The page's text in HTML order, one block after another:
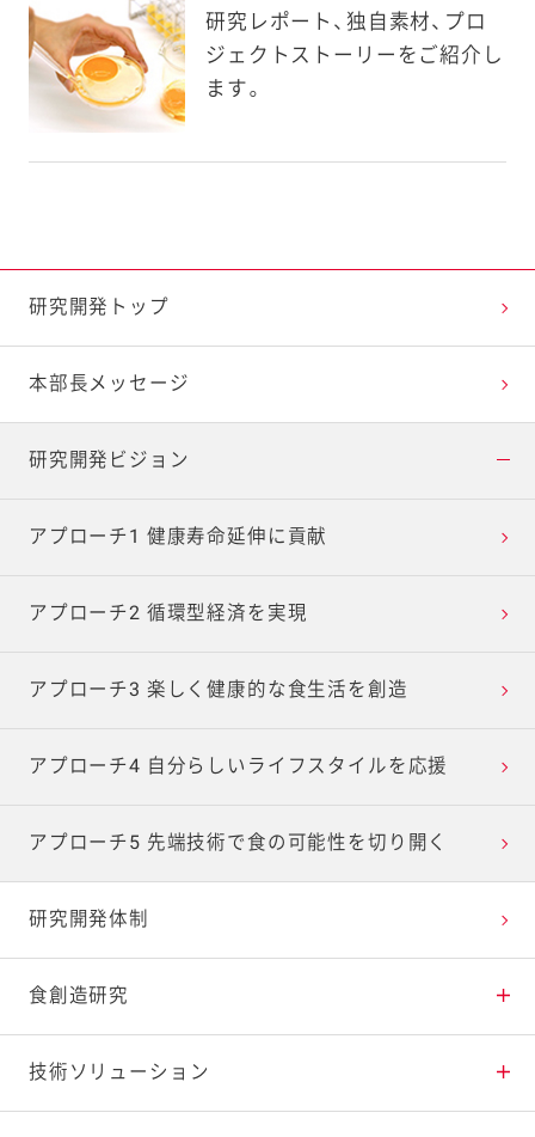
研究レポート、独自素材、プロ
ジェクトストーリーをご紹介し
ます。
研究開発トップ
本部長メッセージ
研究開発ビジョン
アプローチ1 健康寿命延伸に貢献
アプローチ2 循環型経済を実現
アプローチ3 楽しく健康的な食生活を創造
アプローチ4 自分らしいライフスタイルを応援
アプローチ5 先端技術で食の可能性を切り開く
研究開発体制
食創造研究
調理・調味料の研究
技術ソリューション